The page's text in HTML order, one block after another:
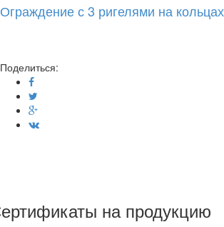
Ограждение с 3 ригелями на
Поделиться:
на продукцию